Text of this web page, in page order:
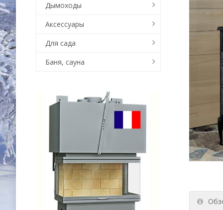
Дымоходы
Аксессуары
Для сада
Баня, сауна